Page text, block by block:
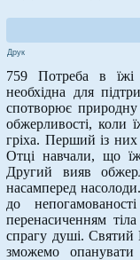
Друк
759 Потреба в
необхідна для
спотворює
обжерливості, коли
гріха. Перший із
Отці навчали, що
Другий вияв
насамперед
до
перенасиченням
спрагу душі. Святий
зможемо